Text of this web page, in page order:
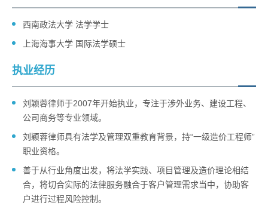
西南政法大学 法学学士
上海海事大学 国际法学硕士
执业经历
刘颖蓉律师于2007年开始执业，专注于涉外业务、建设工程、
公司商务等专业领域。
刘颖蓉律师具有法学及管理双重教育背景，持“一级造价工程师”
职业资格。
善于从行业角度出发，将法学实践、项目管理及造价理论相结
合，将切合实际的法律服务融合于客户管理需求当中，协助客
户进行过程风险控制。